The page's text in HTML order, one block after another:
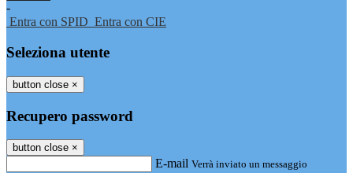
-
Entra con SPID Entra con CIE
Seleziona utente
button close ×
Recupero password
button close ×
E-mail Verrà inviato un messaggio